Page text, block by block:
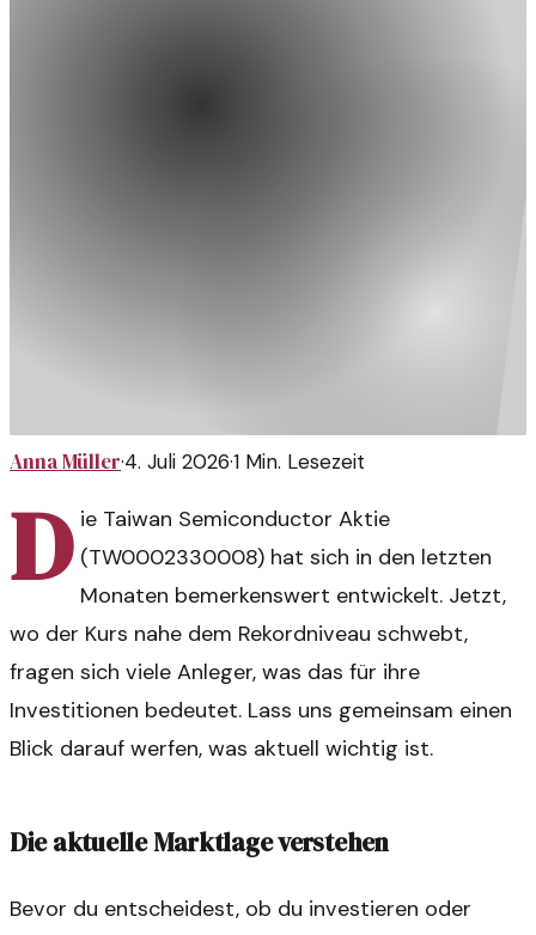
Anna Müller·4. Juli 2026·1 Min. Lesezeit
D ie Taiwan Semiconductor Aktie
(TW0002330008) hat sich in den letzten
Monaten bemerkenswert entwickelt. Jetzt,
wo der Kurs nahe dem Rekordniveau schwebt,
fragen sich viele Anleger, was das für ihre
Investitionen bedeutet. Lass uns gemeinsam einen
Blick darauf werfen, was aktuell wichtig ist.
Die aktuelle Marktlage verstehen
Bevor du entscheidest, ob du investieren oder